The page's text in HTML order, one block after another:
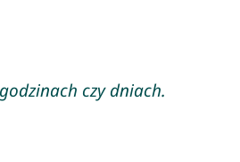
czy dniach.